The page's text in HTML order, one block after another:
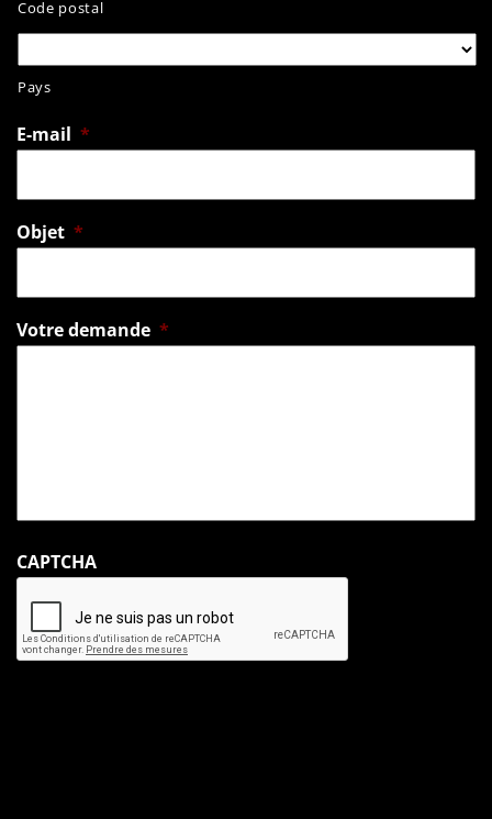
Code postal
Pays
E-mail *
Objet *
Votre demande *
CAPTCHA